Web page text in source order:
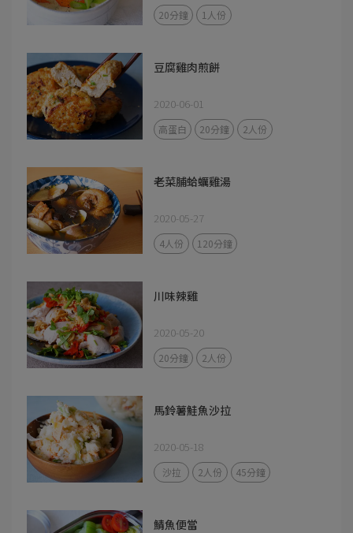
20分鐘 1人份
豆腐雞肉煎餅
2020-06-01
高蛋白 20分鐘 2人份
老菜脯蛤蠣雞湯
2020-05-27
4人份 120分鐘
川味辣雞
2020-05-20
20分鐘 2人份
馬鈴薯鮭魚沙拉
2020-05-18
沙拉 2人份 45分鐘
鯖魚便當